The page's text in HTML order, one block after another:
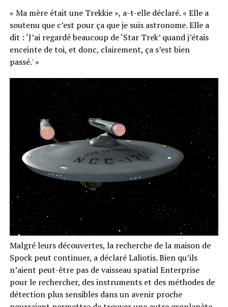
« Ma mère était une Trekkie », a-t-elle déclaré. « Elle a
soutenu que c’est pour ça que je suis astronome. Elle a
dit : ‘J’ai regardé beaucoup de ‘Star Trek’ quand j’étais
enceinte de toi, et donc, clairement, ça s’est bien
passé.' »
Malgré leurs découvertes, la recherche de la maison de
Spock peut continuer, a déclaré Laliotis. Bien qu’ils
n’aient peut-être pas de vaisseau spatial Enterprise
pour le rechercher, des instruments et des méthodes de
détection plus sensibles dans un avenir proche